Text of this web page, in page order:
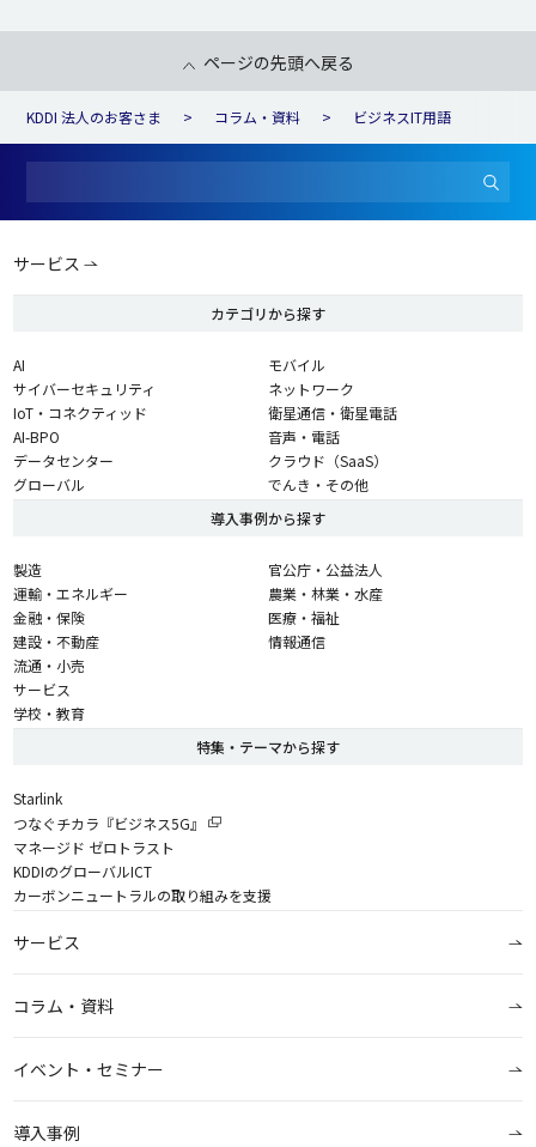
ページの先頭へ戻る
KDDI 法人のお客さま コラム・資料 ビジネスIT用語
サービス
カテゴリから探す
AI
サイバーセキュリティ
IoT・コネクティッド
AI-BPO
データセンター
グローバル
モバイル
ネットワーク
衛星通信・衛星電話
音声・電話
クラウド（SaaS）
でんき・その他
導入事例から探す
製造
運輸・エネルギー
金融・保険
建設・不動産
流通・小売
サービス
学校・教育
官公庁・公益法人
農業・林業・水産
医療・福祉
情報通信
特集・テーマから探す
Starlink
つなぐチカラ『ビジネス5G』
マネージド ゼロトラスト
KDDIのグローバルICT
カーボンニュートラルの取り組みを支援
サービス
コラム・資料
イベント・セミナー
導入事例